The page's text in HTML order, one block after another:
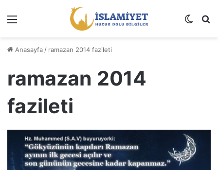
Dış
Anasayfa / ramazan 2014 fazileti
ramazan 2014
fazileti